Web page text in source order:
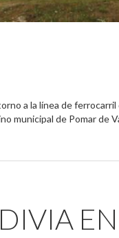
a la línea de
municipal de Pomar de